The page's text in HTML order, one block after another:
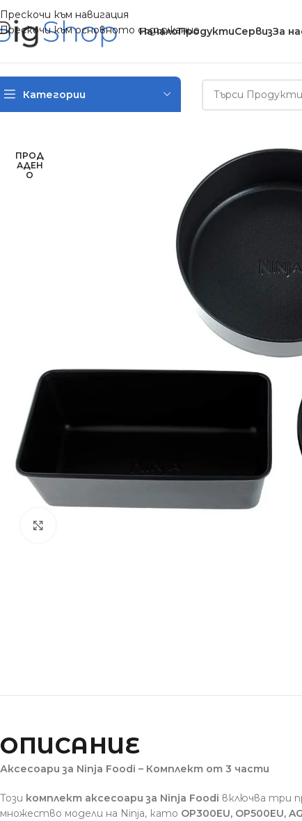
Прескочи към навигация
Прескочи към основното съдържание
НачалоПродуктиСервизЗа
Категории
ПРОД
АДЕН
О
ОПИСАНИЕ
Аксесоари за Ninja Foodi – Комплект от 3 части
Този комплект аксесоари за Ninja Foodi включва три
множество модели на Ninja, като OP300EU, OP500EU,